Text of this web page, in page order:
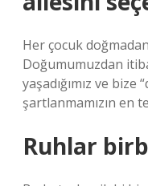
Her çocuk
Doğumumuzdan
yaşadığımız ve bize
şartlanmamızın en
Ruhlar